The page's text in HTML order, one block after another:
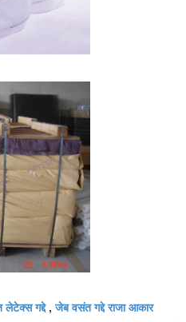
गद्दे,जेब वसंत गद्दे राजा आकार